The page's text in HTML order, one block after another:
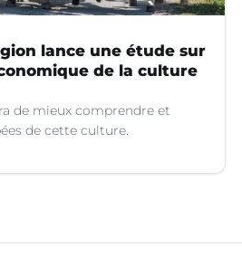
lance une étude sur
de la culture
de mieux comprendre et
de cette culture.